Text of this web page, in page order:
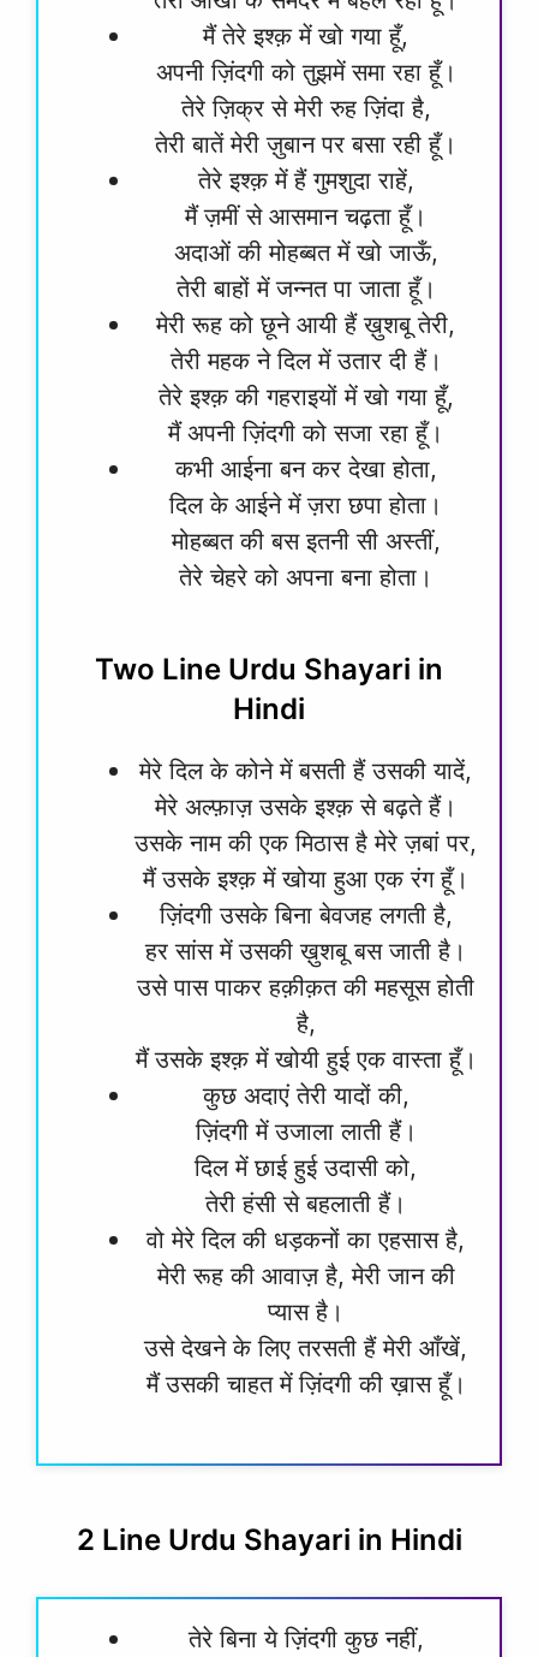
मैं तेरे इश्क़ में खो गया हूँ,
अपनी ज़िंदगी को तुझमें समा रहा हूँ।
तेरे ज़िक्र से मेरी रुह ज़िंदा है,
तेरी बातें मेरी ज़ुबान पर बसा रही हूँ।
तेरे इश्क़ में हैं गुमशुदा राहें,
मैं ज़मीं से आसमान चढ़ता हूँ।
अदाओं की मोहब्बत में खो जाऊँ,
तेरी बाहों में जन्नत पा जाता हूँ।
मेरी रूह को छूने आयी हैं ख़ुशबू तेरी,
तेरी महक ने दिल में उतार दी हैं।
तेरे इश्क़ की गहराइयों में खो गया हूँ,
मैं अपनी ज़िंदगी को सजा रहा हूँ।
कभी आईना बन कर देखा होता,
दिल के आईने में ज़रा छपा होता।
मोहब्बत की बस इतनी सी अस्तीं,
तेरे चेहरे को अपना बना होता।
Two Line Urdu Shayari in
Hindi
मेरे दिल के कोने में बसती हैं उसकी यादें,
मेरे अल्फ़ाज़ उसके इश्क़ से बढ़ते हैं।
उसके नाम की एक मिठास है मेरे ज़बां पर,
मैं उसके इश्क़ में खोया हुआ एक रंग हूँ।
ज़िंदगी उसके बिना बेवजह लगती है,
हर सांस में उसकी ख़ुशबू बस जाती है।
उसे पास पाकर हक़ीक़त की महसूस होती
है,
मैं उसके इश्क़ में खोयी हुई एक वास्ता हूँ।
कुछ अदाएं तेरी यादों की,
ज़िंदगी में उजाला लाती हैं।
दिल में छाई हुई उदासी को,
तेरी हंसी से बहलाती हैं।
वो मेरे दिल की धड़कनों का एहसास है,
मेरी रूह की आवाज़ है, मेरी जान की
प्यास है।
उसे देखने के लिए तरसती हैं मेरी आँखें,
मैं उसकी चाहत में ज़िंदगी की ख़ास हूँ।
2 Line Urdu Shayari in Hindi
तेरे बिना ये ज़िंदगी कुछ नहीं,